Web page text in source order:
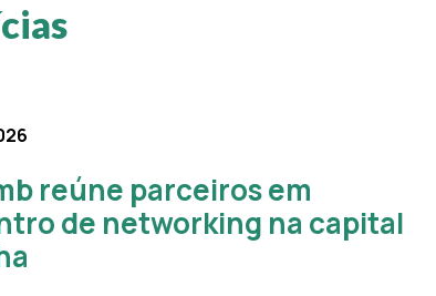
reúne parceiros em
de networking na capital